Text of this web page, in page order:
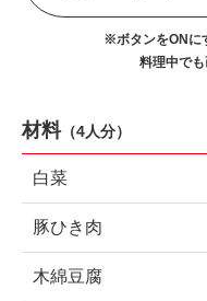
※ボタンをONに
料理中でも
材料（4人分）
白菜
豚ひき肉
木綿豆腐